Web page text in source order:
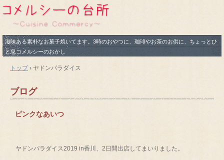
滋味ある素朴なお菓子焼いてます。3時のおやつに、珈琲やお茶のお供に、ちょっとひ
と息コメルシーのおかし
トップ› ヤドンパラダイス
ブログ
ピンクなあいつ
ヤドンパラダイス2019 in香川、2日間出店してまいりました。